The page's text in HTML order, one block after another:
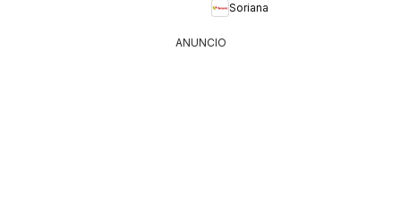
Soriana
ANUNCIO